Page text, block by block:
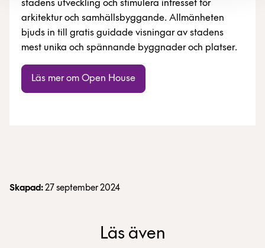
stadens utveckling och stimulera intresset för
arkitektur och samhällsbyggande. Allmänheten
bjuds in till gratis guidade visningar av stadens
mest unika och spännande byggnader och platser.
Läs mer om Open House
Skapad:27 september 2024
Läs även